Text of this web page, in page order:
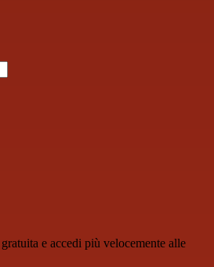
e accedi più velocemente alle